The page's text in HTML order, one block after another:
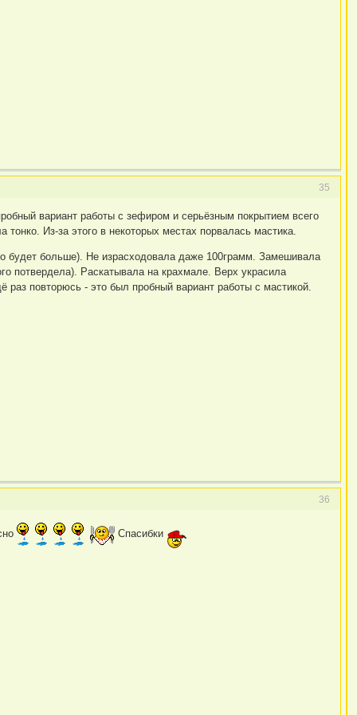
35
вариант работы с зефиром и серьёзным покрытием всего
Из-за этого в некоторых местах порвалась мастика.
будет больше). Не израсходовала даже 100грамм. Замешивала
потвердела). Раскатывала на крахмале. Верх украсила
повторюсь - это был пробный вариант работы с мастикой.
36
Спасибки